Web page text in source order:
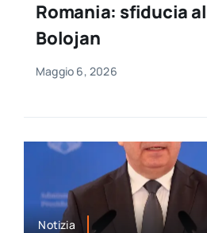
per:
Newsletter
Romania: sfiducia
Bolojan
Maggio 6, 2026
Notizia